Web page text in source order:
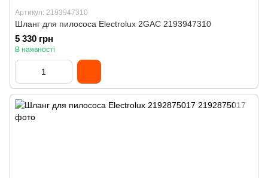
Артикул: 2193947310
Шланг для пилососа Electrolux 2GAC 2193947310
5 330 грн
В наявності